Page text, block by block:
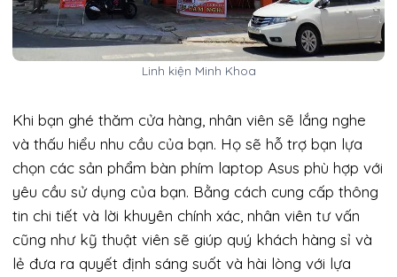
Linh kiện Minh Khoa
Khi bạn ghé thăm cửa hàng, nhân viên sẽ lắng nghe
và thấu hiểu nhu cầu của bạn. Họ sẽ hỗ trợ bạn lựa
chọn các sản phẩm bàn phím laptop Asus phù hợp với
yêu cầu sử dụng của bạn. Bằng cách cung cấp thông
tin chi tiết và lời khuyên chính xác, nhân viên tư vấn
cũng như kỹ thuật viên sẽ giúp quý khách hàng sỉ và
lẻ đưa ra quyết định sáng suốt và hài lòng với lựa